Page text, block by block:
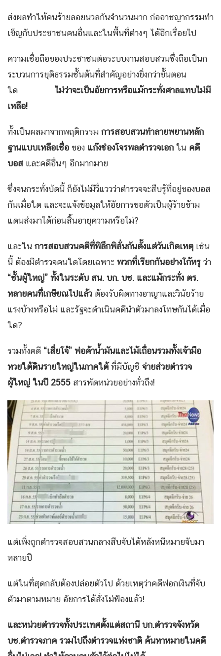
ส่งผลทำให้คนร้ายลอยนวลกันจำนวนมาก ก่ออาชญากรรมทำ
เข็ญกับประชาชนคนอื่นและในพื้นที่ต่างๆ ได้อีกเรื่อยไป
ความเชื่อถือของประชาชนต่อระบบงานสอบสวนซึ่งถือเป็นก
ระบวนการยุติธรรมชั้นต้นที่สำคัญอย่างยิ่งกว่าขั้นตอน
ใด ไม่ว่าจะเป็นอัยการหรือแม้กระทั่งศาลแทบไม่มี
เหลือ!
ทั้งเป็นผลมาจากพฤติกรรม การสอบสวนทำลายพยานหลัก
ฐานแบบเหลือเชื่อ ของ แก๊งซ่องโจรพลตำรวจเอก ใน คดี
บอส และคดีอื่นๆ อีกมากมาย
ซึ่งจนกระทั่งบัดนี้ ก็ยังไม่มีวี่แววว่าตำรวจจะสืบรู้ที่อยู่ของบอส
กันเมื่อใด และจะแจ้งข้อมูลให้อัยการขอตัวเป็นผู้ร้ายข้าม
แดนส่งมาได้ก่อนสิ้นอายุความหรือไม่?
และใน การสอบสวนคดีที่พิลึกพิลั่นกันตั้งแต่วันเกิดเหตุ เช่น
นี้ ต้องมีตำรวจคนใดโดยเฉพาะ พวกที่เรียกกันอย่างโก้หรู ว่า
“ชั้นผู้ใหญ่” ทั้งในระดับ สน. บก. บช. และแม้กระทั่ง ตร.
หลายคนที่เกษียณไปแล้ว ต้องรับผิดทางอาญาและวินัยร้าย
แรงบ้างหรือไม่ และรัฐจะดำเนินคดีนำตัวมาลงโทษกันได้เมื่อ
ใด?
รวมทั้งคดี “เสี่ยโจ้” พ่อค้าน้ำมันและไม้เถื่อนรวมทั้งเจ้ามือ
หวยใต้ดินรายใหญ่ในภาคใต้ที่มีบัญชี จ่ายส่วยตำรวจ
ผู้ใหญ่ ในปี 2555 สารพัดหน่วยอย่างทั่วถึง!
แต่เพิ่งถูกตำรวจสอบสวนกลางสืบจับได้หลังหนีหมายจับมา
หลายปี
แต่ในที่สุดกลับต้องปล่อยตัวไป ด้วยเหตุว่าคดีฟอกเงินที่จับ
ตัวมาตามหมาย อัยการได้สั่งไม่ฟ้องแล้ว!
และหน่วยตำรวจทั้งประเทศตั้งแต่สถานี บก.ตำรวจจังหวัด
บช.ตำรวจภาค รวมไปถึงตำรวจแห่งชาติ ค้นหาหมายในคดี